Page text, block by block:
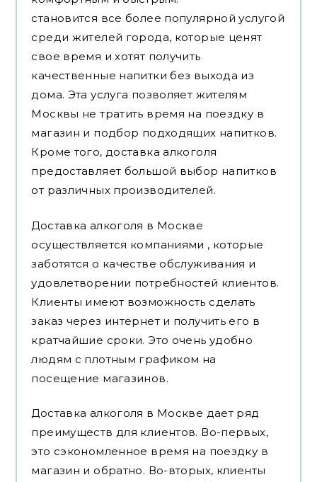
становится все более популярной услугой
среди жителей города, которые ценят
свое время и хотят получить
качественные напитки без выхода из
дома. Эта услуга позволяет жителям
Москвы не тратить время на поездку в
магазин и подбор подходящих напитков.
Кроме того, доставка алкоголя
предоставляет большой выбор напитков
от различных производителей.
Доставка алкоголя в Москве
осуществляется компаниями , которые
заботятся о качестве обслуживания и
удовлетворении потребностей клиентов.
Клиенты имеют возможность сделать
заказ через интернет и получить его в
кратчайшие сроки. Это очень удобно
людям с плотным графиком на
посещение магазинов.
Доставка алкоголя в Москве дает ряд
преимуществ для клиентов. Во-первых,
это сэкономленное время на поездку в
магазин и обратно. Во-вторых, клиенты